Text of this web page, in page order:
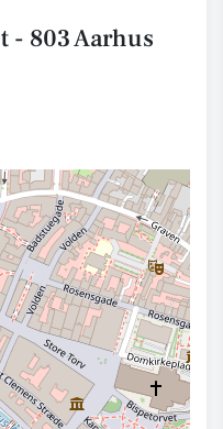
- 803 Aarhus